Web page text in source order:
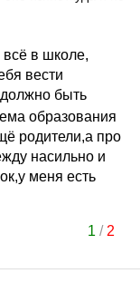
в школе,
вести
быть
образования
родители,а про
насильно и
меня есть
1 / 2